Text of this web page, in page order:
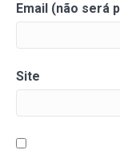
Email (não será
Site